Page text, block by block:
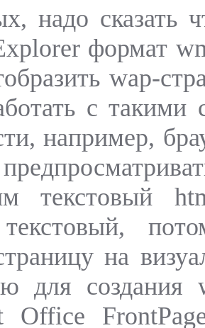
надо сказать
формат
wap-
с такими
например,
текстовый
на
для создания
Office